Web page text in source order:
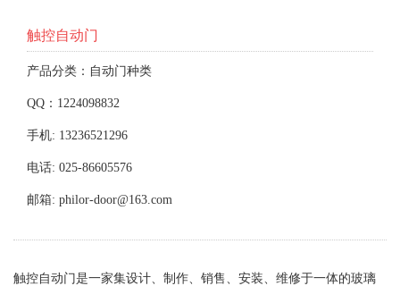
触控自动门
产品分类：自动门种类
QQ：1224098832
手机: 13236521296
电话: 025-86605576
邮箱: philor-door@163.com
触控自动门是一家集设计、制作、销售、安装、维修于一体的玻璃